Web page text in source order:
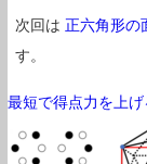
次回は 正六角形の
す。
最短で得点力を上げ